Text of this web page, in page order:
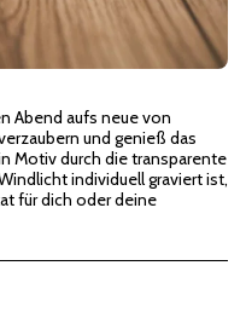
Abend aufs neue von
und genieß das
Motiv durch die transparente
individuell graviert ist,
für dich oder deine